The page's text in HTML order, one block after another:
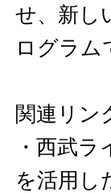
せ、新し
ログラム
関連リン
・西武
を活用し